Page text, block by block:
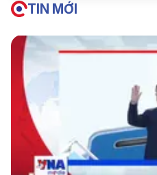
TIN MỚI